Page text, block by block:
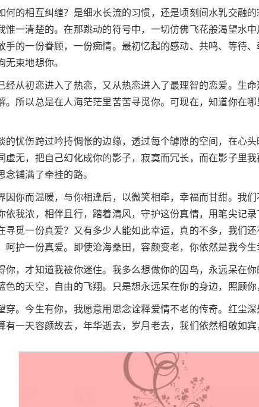
何的相互纠缠？是细水长流的习惯，还是顷刻间水乳交融
惟一清楚的。在那跳动的符号中，一切仿佛飞花般渴望水
的一份眷顾，一份痴情。最初忆起的感动、共鸣、等待、
束地想你。
经从初恋进入了热恋，又从热恋进入了最理智的恋爱。生
。所以总是在人海茫茫里苦苦寻觅你。可现在，知道你在
的忧伤跨过吟持惆怅的边缘，透过每个罅隙的空间，在心
虚无，把自己幻化成你的影子，寂寞而冗长，而在影子里
铺满了牵挂的路。
因你而温暖，与你相逢后，以微笑相牵，幸福而甘甜。我
依我浓，相伴且行，踏着清风，守护这份真情，用笔尖记
寻觅一份真爱？又有多少人能如此幸运，真的不多，我们
护一份真爱。即使沧海桑田，容颜变老，你依然是我今生
你，才知道我被你迷住。我多么想做你的囚鸟，永远呆在
的天空，自由的飞翔。只是想永远呆在你的身边，照顾你
穿。今生有你，我愿意用思念诠释爱情不老的传奇。红尘
有一天容颜故去，年华逝去，岁月老去，我们依然相敬如